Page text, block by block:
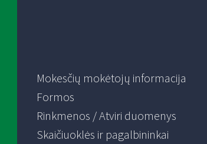
Mokesčių mokėtojų informacija
Formos
Rinkmenos / Atviri duomenys
Skaičiuoklės ir pagalbininkai